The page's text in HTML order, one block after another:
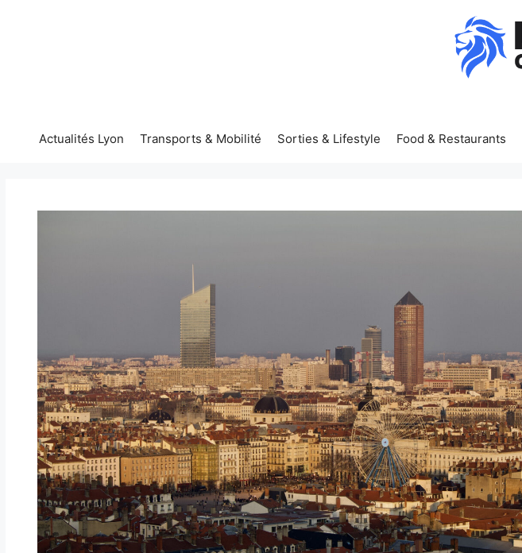
Actualités Lyon Transports & Mobilité Sorties & Lifestyle Food & Restaurants